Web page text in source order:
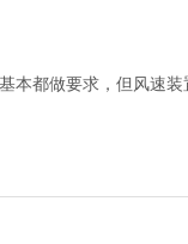
本都做要求，但风速